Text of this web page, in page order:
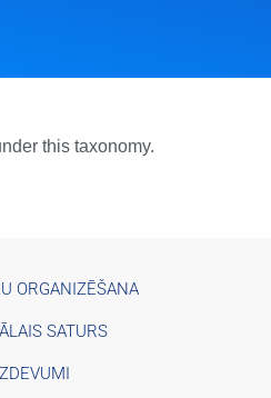
this taxonomy.
ORGANIZĒŠANA
SATURS